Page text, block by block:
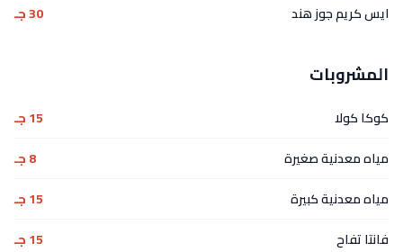
ايس كريم جوز هند 30 جـ
المشروبات
كوكا كولا
15 جـ
مياه معدنية صغيرة
8 جـ
مياه معدنية كبيرة
15 جـ
فانتا تفاح
15 جـ